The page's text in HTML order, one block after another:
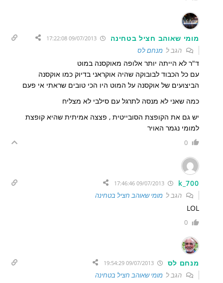
מומי שאוהב חציל בטחינה
הגב למנחם לס
ד"ר לא הייתה יותר אלופה מאוקסנה במוט
עם כל הכבוד לבובוקה שהיה אוקראני בדיוק כמו אוקסנה
הביצועים של אוקסנה על המוט היו הכי טובים שראתי אי פעם
כמה שאני לא מנסה לתרגל עם סילבי לא מצליח
יש גם את הקופצת הסובייטית , פצצה אמיתית שהיא קופצת
למומי נגמר האויר
0
k_700
הגב למומי שאוהב חציל בטחינה
LOL
0
מנחם לס 09/07/2013 19:54:29
הגב למומי שאוהב חציל בטחינה